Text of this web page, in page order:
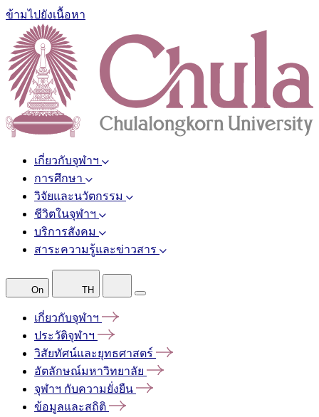
ข้ามไปยังเนื้อหา
เกี่ยวกับจุฬาฯ
การศึกษา
วิจัยและนวัตกรรม
ชีวิตในจุฬาฯ
บริการสังคม
สาระความรู้และข่าวสาร
On TH
เกี่ยวกับจุฬาฯ
ประวัติจุฬาฯ
วิสัยทัศน์และยุทธศาสตร์
อัตลักษณ์มหาวิทยาลัย
จุฬาฯ กับความยั่งยืน
ข้อมูลและสถิติ